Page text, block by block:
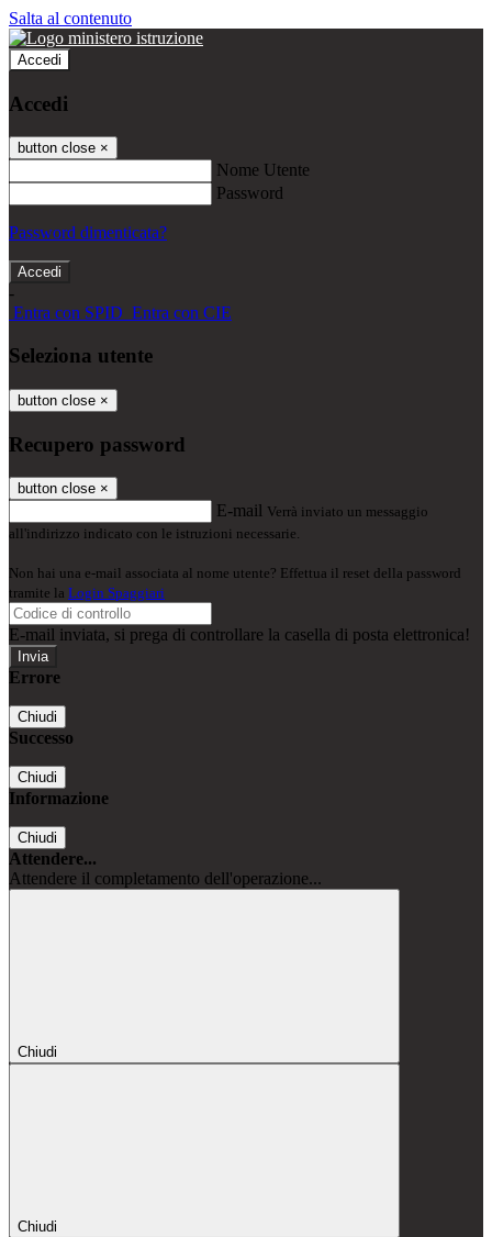
Salta al contenuto
Accedi
Accedi
button close ×
Nome Utente
Password
Password dimenticata?
-
Entra con SPID Entra con CIE
Seleziona utente
button close ×
Recupero password
button close ×
E-mail Verrà inviato un messaggio
all'indirizzo indicato con le istruzioni necessarie.
Non hai una e-mail associata al nome utente? Effettua il reset della password
tramite la Login Spaggiari
E-mail inviata, si prega di controllare la casella di posta elettronica!
Errore
Chiudi
Successo
Chiudi
Informazione
Chiudi
Attendere...
Attendere il completamento dell'operazione...
Chiudi
Chiudi